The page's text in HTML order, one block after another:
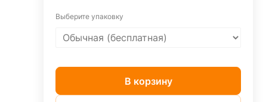
Выберите упаковку
В корзину